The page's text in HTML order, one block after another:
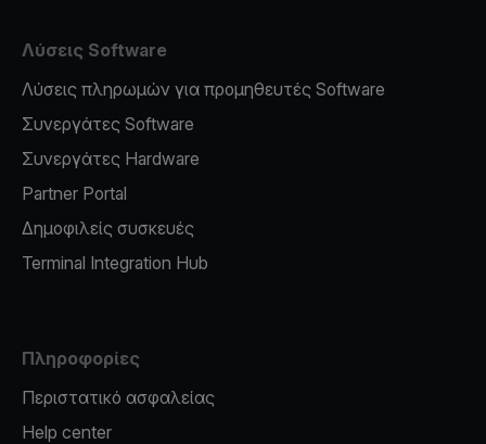
Λύσεις Software
Λύσεις πληρωμών για προμηθευτές Software
Συνεργάτες Software
Συνεργάτες Hardware
Partner Portal
Δημοφιλείς συσκευές
Terminal Integration Hub
Πληροφορίες
Περιστατικό ασφαλείας
Help center